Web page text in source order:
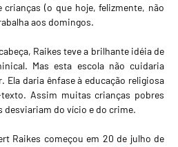
crianças (o que hoje, felizmente, não
aos domingos.
Raikes teve a brilhante idéia de
Mas esta escola não cuidaria
Ela daria ênfase à educação religiosa
Assim muitas crianças pobres
desviariam do vício e do crime.
Raikes começou em 20 de julho de